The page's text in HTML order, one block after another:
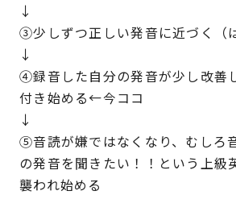
↓
③少しずつ正しい発音に近づく（
↓
④録音した自分の発音が少し改善
付き始める←今ココ
↓
⑤音読が嫌ではなくなり、むしろ
の発音を聞きたい！！という上級
襲われ始める